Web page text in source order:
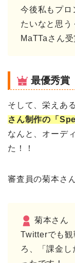
今後私もプロ
たいなと思う
MaTTaさん
最優秀賞
そして、栄えあ
さん制作の「
なんと、オーデ
た！！
審査員の菊本さ
菊本さん
Twitterでも観
ろ、「課金